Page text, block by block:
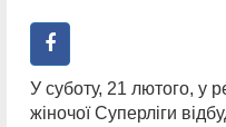
У суботу, 21 лютого, у
жіночої Суперліги